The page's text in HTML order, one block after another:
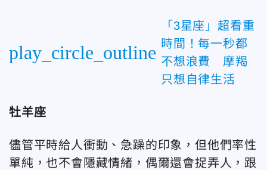
play_circle_outline
「3星座」超看重
時間！每一秒都
不想浪費 摩羯
只想自律生活
牡羊座
儘管平時給人衝動、急躁的印象，但他們率性
單純，也不會隱藏情緒，偶爾還會捉弄人，跟